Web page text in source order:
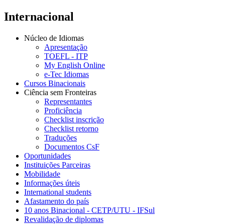
Internacional
Núcleo de Idiomas
Apresentação
TOEFL - ITP
My English Online
e-Tec Idiomas
Cursos Binacionais
Ciência sem Fronteiras
Representantes
Proficiência
Checklist inscrição
Checklist retorno
Traduções
Documentos CsF
Oportunidades
Instituições Parceiras
Mobilidade
Informações úteis
International students
Afastamento do país
10 anos Binacional - CETP/UTU - IFSul
Revalidação de diplomas